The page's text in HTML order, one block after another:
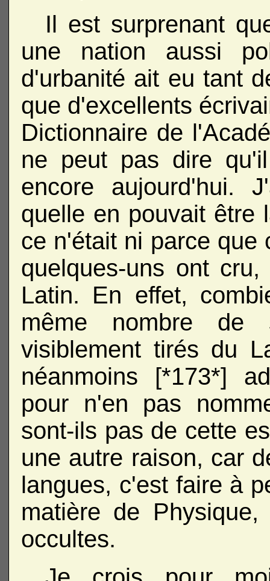
Il est surprenant
une nation aussi
d'urbanité ait eu tant
que d'excellents
Dictionnaire de
ne peut pas dire
encore aujourd'hui.
quelle en pouvait être
ce n'était ni parce que
quelques-uns ont
Latin. En effet,
même nombre de
visiblement tirés du
néanmoins [*173*]
pour n'en pas
sont-ils pas de cette
une autre raison, car
langues, c'est faire à
matière de
occultes.